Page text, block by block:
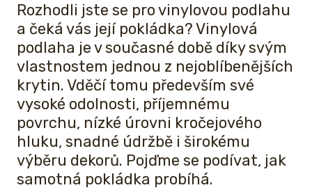
Rozhodli jste se pro vinylovou podlahu
a čeká vás její pokládka? Vinylová
podlaha je v současné době díky svým
vlastnostem jednou z nejoblíbenějších
krytin. Vděčí tomu především své
vysoké odolnosti, příjemnému
povrchu, nízké úrovni kročejového
hluku, snadné údržbě i širokému
výběru dekorů. Pojďme se podívat, jak
samotná pokládka probíhá.